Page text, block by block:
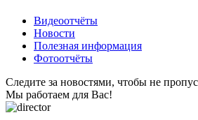
Видеоотчёты
Новости
Полезная информация
Фотоотчёты
Следите за новостями, чтобы не
Мы работаем для Вас!